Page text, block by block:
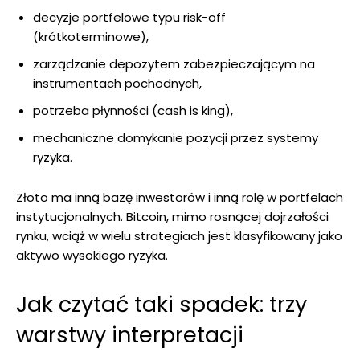
decyzje portfelowe typu risk-off
(krótkoterminowe),
zarządzanie depozytem zabezpieczającym na
instrumentach pochodnych,
potrzeba płynności (cash is king),
mechaniczne domykanie pozycji przez systemy
ryzyka.
Złoto ma inną bazę inwestorów i inną rolę w portfelach
instytucjonalnych. Bitcoin, mimo rosnącej dojrzałości
rynku, wciąż w wielu strategiach jest klasyfikowany jako
aktywo wysokiego ryzyka.
Jak czytać taki spadek: trzy
warstwy interpretacji